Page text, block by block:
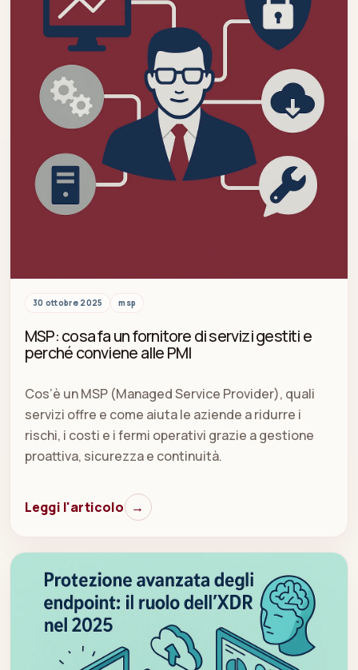
30 ottobre 2025 msp
MSP: cosa fa un fornitore di servizi gestiti e
perché conviene alle PMI
Cos’è un MSP (Managed Service Provider), quali
servizi offre e come aiuta le aziende a ridurre i
rischi, i costi e i fermi operativi grazie a gestione
proattiva, sicurezza e continuità.
Leggi l'articolo →